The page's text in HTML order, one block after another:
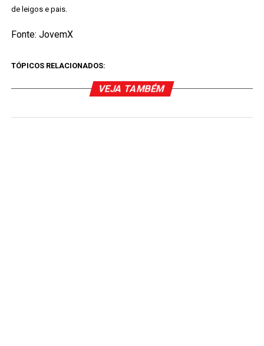
de leigos e pais.
Fonte: JovemX
TÓPICOS RELACIONADOS:
VEJA TAMBÉM